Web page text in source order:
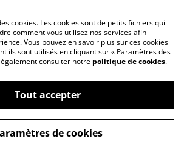
de
Politique des cookies
Loubet
cookies. Les cookies sont de petits fichiers qui
comment vous utilisez nos services afin
Vous pouvez en savoir plus sur ces cookies
ils sont utilisés en cliquant sur « Paramètres des
consulter notre politique de cookies.
Tout accepter
de cookies